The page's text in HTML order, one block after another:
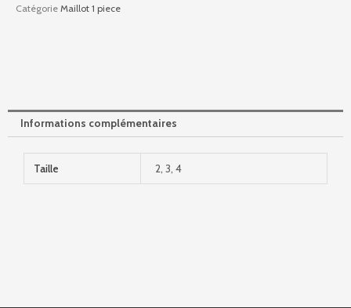
Catégorie Maillot 1 piece
Informations complémentaires
Taille 2, 3, 4